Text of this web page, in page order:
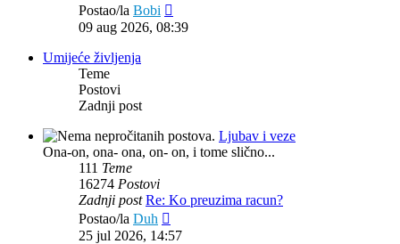
Postao/la Bobi
post
09 aug 2026, 08:39
Umijeće življenja
Teme
Postovi
Zadnji post
Ljubav i veze
Ona-on, ona- ona, on- on, i tome slično...
111 Teme
16274 Postovi
Zadnji post Re: Ko preuzima racun?
Postao/la Duh
post
25 jul 2026, 14:57